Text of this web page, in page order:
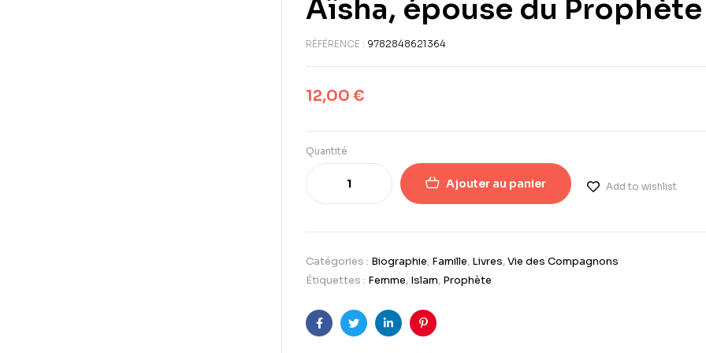
Aïsha, épouse du
RÉFÉRENCE : 9782848621364
12,00 €
Quantité
Ajouter au panier Add to wishlist
Catégories : Biographie, Famille, Livres,Vie des Compagnons
Étiquettes : Femme, Islam, Prophète
FacebookTwitterLinkedInPinterest